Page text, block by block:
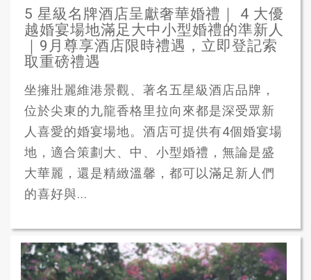
5 星級名牌酒店呈獻奢華婚禮｜ 4 大優
越婚宴場地滿足大中小型婚禮的準新人
｜9月尊享酒店限時禮遇，立即登記索
取重磅禮遇
坐擁壯麗維港景觀、著名五星級酒店品牌，
位於尖東的九龍香格里拉向來都是深受眾新
人喜愛的婚宴場地。酒店可提供有4個婚宴場
地，適合策劃大、中、小型婚禮，無論是盛
大華麗，還是精緻溫馨，都可以滿足新人們
的喜好與...